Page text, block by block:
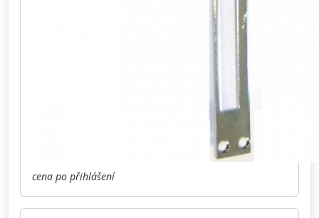
cena po přihlášení